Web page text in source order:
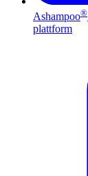
Ashampoo®
plattform